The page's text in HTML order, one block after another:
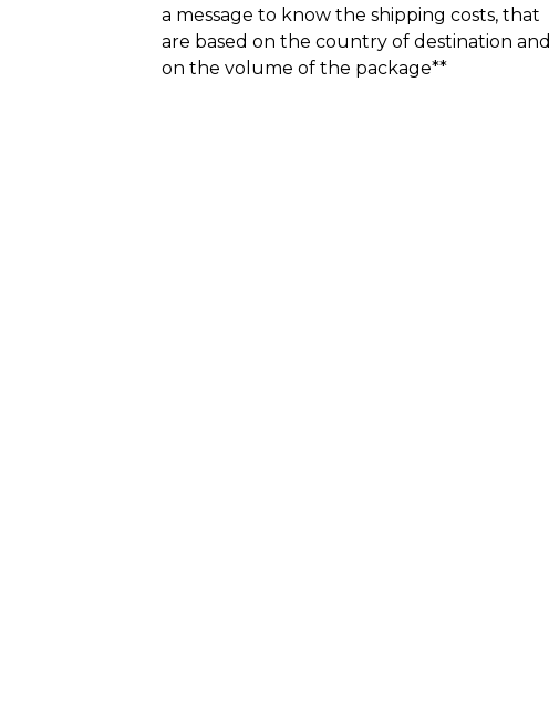
a message to know the shipping costs, that
are based on the country of destination and
on the volume of the package**